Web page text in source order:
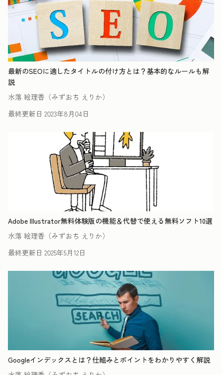
最新のSEOに適したタイトルの付け方とは？基本的なルールも解
説
水落 絵理香（みずおち えりか）
最終更新日 2023年8月04日
Adobe Illustrator無料体験版の機能＆代替で使える無料ソフト10選
水落 絵理香（みずおち えりか）
最終更新日 2025年5月12日
Googleインデックスとは？仕組みとポイントをわかりやすく解説